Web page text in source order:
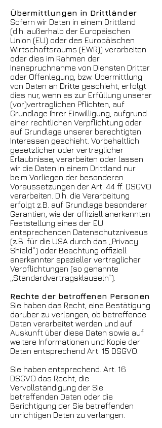
Übermittlungen in Drittländer
Sofern wir Daten in einem Drittland
(d.h. außerhalb der Europäischen
Union (EU) oder des Europäischen
Wirtschaftsraums (EWR)) verarbeiten
oder dies im Rahmen der
Inanspruchnahme von Diensten Dritter
oder Offenlegung, bzw. Übermittlung
von Daten an Dritte geschieht, erfolgt
dies nur, wenn es zur Erfüllung unserer
(vor)vertraglichen Pflichten, auf
Grundlage Ihrer Einwilligung, aufgrund
einer rechtlichen Verpflichtung oder
auf Grundlage unserer berechtigten
Interessen geschieht. Vorbehaltlich
gesetzlicher oder vertraglicher
Erlaubnisse, verarbeiten oder lassen
wir die Daten in einem Drittland nur
beim Vorliegen der besonderen
Voraussetzungen der Art. 44 ff. DSGVO
verarbeiten. D.h. die Verarbeitung
erfolgt z.B. auf Grundlage besonderer
Garantien, wie der offiziell anerkannten
Feststellung eines der EU
entsprechenden Datenschutzniveaus
(z.B. für die USA durch das „Privacy
Shield“) oder Beachtung offiziell
anerkannter spezieller vertraglicher
Verpflichtungen (so genannte
„Standardvertragsklauseln“).
Rechte der betroffenen Personen
Sie haben das Recht, eine Bestätigung
darüber zu verlangen, ob betreffende
Daten verarbeitet werden und auf
Auskunft über diese Daten sowie auf
weitere Informationen und Kopie der
Daten entsprechend Art. 15 DSGVO.
Sie haben entsprechend. Art. 16
DSGVO das Recht, die
Vervollständigung der Sie
betreffenden Daten oder die
Berichtigung der Sie betreffenden
unrichtigen Daten zu verlangen.